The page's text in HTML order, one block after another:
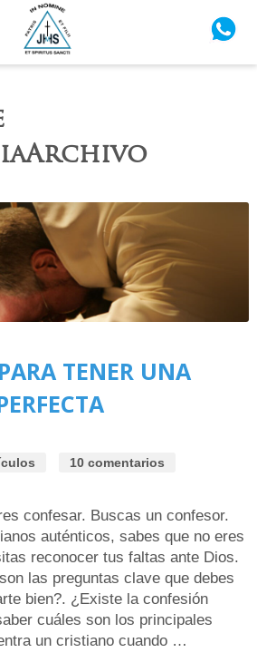
TENER UNA
10 comentarios
confesar. Buscas un confesor.
auténticos, sabes que no eres
reconocer tus faltas ante Dios.
las preguntas clave que debes
bien?. ¿Existe la confesión
cuáles son los principales
un cristiano cuando …